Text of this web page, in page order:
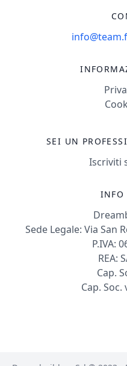
SEI UN
Iscriviti
INFO
Sede Legale: Via San
P.IVA:
REA:
Cap.
Cap.